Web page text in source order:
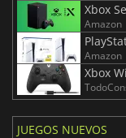
Xbox
Amazon
Amazon
Xbox
JUEGOS NUEVOS